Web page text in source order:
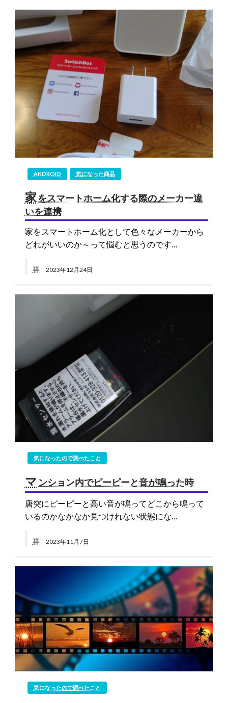
ANDROID 気になった商品
家をスマートホーム化する際のメーカー違
いを連携
家をスマートホーム化として色々なメーカーから
どれがいいのか～って悩むと思うのです…
祥 2023年12月24日
気になったので調べたこと
マ ンション内でピーピーと音が鳴った時
唐突にピーピーと高い音が鳴ってどこから鳴って
いるのかなかなか見つけれない状態にな…
祥 2023年11月7日
気になったので調べたこと